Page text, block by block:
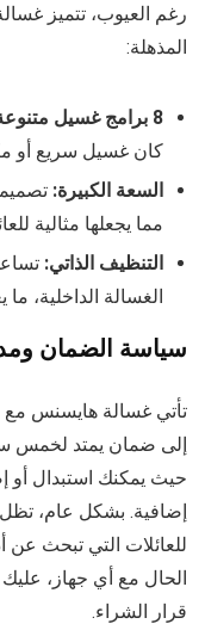
رغم العيوب، تتميز
المذهلة:
8 برامج غسيل متنوعة:
كان غسيل سريع أو
السعة الكبيرة:
مما يجعلها مثالية
التنظيف الذاتي:
الغسالة الداخلية،
سياسة الضمان
تأتي غسالة هايسنس
إلى ضمان يمتد لخمس
حيث يمكنك استبدال أو
إضافية. بشكل عام،
للعائلات التي تبحث
الحال مع أي جهاز،
قرار الشراء.